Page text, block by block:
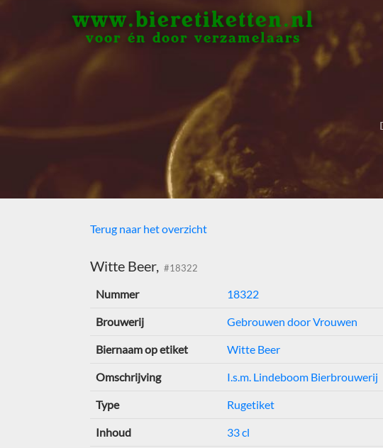
www.bieretiketten.nl
voor én door verzamelaars
Terug naar het overzicht
Witte Beer, #18322
Nummer 18322
Brouwerij Gebrouwen door Vrouwen
Biernaam op etiket Witte Beer
Omschrijving I.s.m. Lindeboom Bierbrouwerij
Type Rugetiket
Inhoud 33 cl